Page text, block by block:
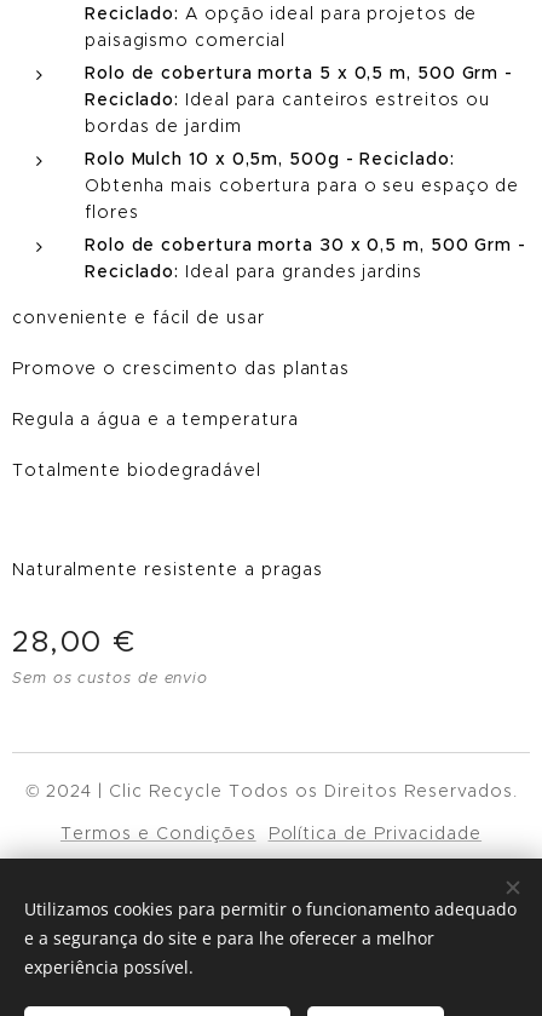
Reciclado: A opção ideal para projetos de
paisagismo comercial
Rolo de cobertura morta 5 x 0,5 m, 500 Grm -
Reciclado: Ideal para canteiros estreitos ou
bordas de jardim
Rolo Mulch 10 x 0,5m, 500g - Reciclado:
Obtenha mais cobertura para o seu espaço de
flores
Rolo de cobertura morta 30 x 0,5 m, 500 Grm -
Reciclado: Ideal para grandes jardins
conveniente e fácil de usar
Promove o crescimento das plantas
Regula a água e a temperatura
Totalmente biodegradável
Naturalmente resistente a pragas
28,00 €
Sem os custos de envio
© 2024 | Clic Recycle Todos os Direitos Reservados.
Termos e Condições
Política de Privacidade
Idiomas
Español
English
Utilizamos cookies para permitir o funcionamento adequado
e a segurança do site e para lhe oferecer a melhor
experiência possível.